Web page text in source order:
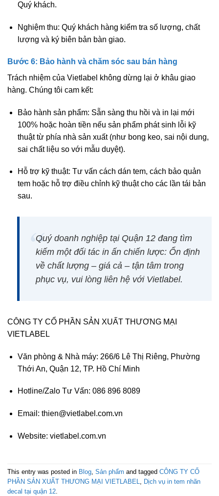
Quý khách.
Nghiệm thu: Quý khách hàng kiểm tra số lượng, chất
lượng và ký biên bản bàn giao.
Bước 6: Bảo hành và chăm sóc sau bán hàng
Trách nhiệm của Vietlabel không dừng lại ở khâu giao
hàng. Chúng tôi cam kết:
Bảo hành sản phẩm: Sẵn sàng thu hồi và in lại mới
100% hoặc hoàn tiền nếu sản phẩm phát sinh lỗi kỹ
thuật từ phía nhà sản xuất (như bong keo, sai nội dung,
sai chất liệu so với mẫu duyệt).
Hỗ trợ kỹ thuật: Tư vấn cách dán tem, cách bảo quản
tem hoặc hỗ trợ điều chỉnh kỹ thuật cho các lần tái bản
sau.
Quý doanh nghiệp tại Quận 12 đang tìm
kiếm một đối tác in ấn chiến lược: Ổn định
về chất lượng – giá cả – tận tâm trong
phục vụ, vui lòng liên hệ với Vietlabel.
CÔNG TY CỔ PHẦN SẢN XUẤT THƯƠNG MẠI
VIETLABEL
Văn phòng & Nhà máy: 266/6 Lê Thị Riêng, Phường
Thới An, Quận 12, TP. Hồ Chí Minh
Hotline/Zalo Tư Vấn: 086 896 8089
Email: thien@vietlabel.com.vn
Website: vietlabel.com.vn
This entry was posted in Blog, Sản phẩm and tagged CÔNG TY CỔ
PHẦN SẢN XUẤT THƯƠNG MẠI VIETLABEL, Dịch vụ in tem nhãn
decal tại quận 12.